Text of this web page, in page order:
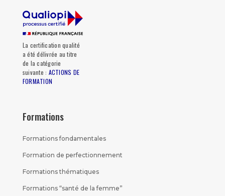
La certification qualité
a été délivrée au titre
de la catégorie
suivante : ACTIONS DE
FORMATION
Formations
Formations fondamentales
Formation de perfectionnement
Formations thématiques
Formations “santé de la femme”